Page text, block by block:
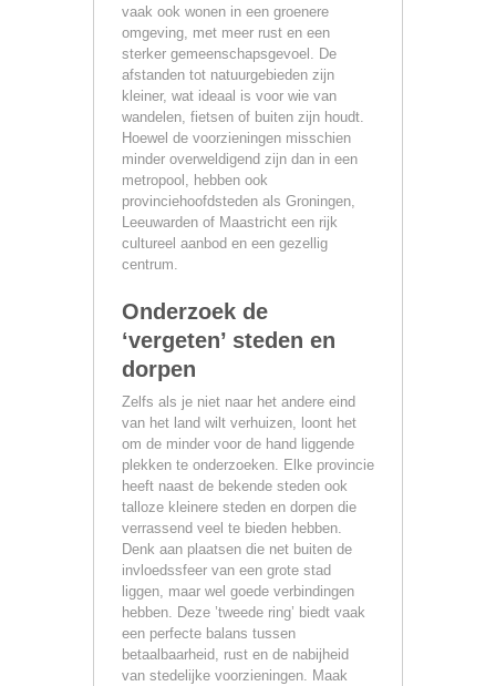
vaak ook wonen in een groenere
omgeving, met meer rust en een
sterker gemeenschapsgevoel. De
afstanden tot natuurgebieden zijn
kleiner, wat ideaal is voor wie van
wandelen, fietsen of buiten zijn houdt.
Hoewel de voorzieningen misschien
minder overweldigend zijn dan in een
metropool, hebben ook
provinciehoofdsteden als Groningen,
Leeuwarden of Maastricht een rijk
cultureel aanbod en een gezellig
centrum.
Onderzoek de
‘vergeten’ steden en
dorpen
Zelfs als je niet naar het andere eind
van het land wilt verhuizen, loont het
om de minder voor de hand liggende
plekken te onderzoeken. Elke provincie
heeft naast de bekende steden ook
talloze kleinere steden en dorpen die
verrassend veel te bieden hebben.
Denk aan plaatsen die net buiten de
invloedssfeer van een grote stad
liggen, maar wel goede verbindingen
hebben. Deze ’tweede ring’ biedt vaak
een perfecte balans tussen
betaalbaarheid, rust en de nabijheid
van stedelijke voorzieningen. Maak